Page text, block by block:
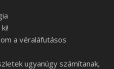
a véraláfutásos
ugyanúgy számítanak,